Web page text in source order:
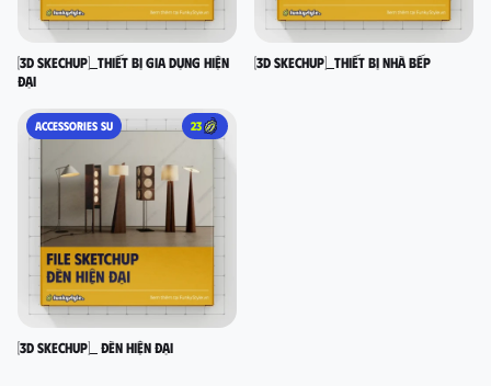
[3D SKECHUP]_Thiết bị gia dụng hiện
đại
[3D SKECHUP]_Thiết bị nhà bếp
ACCESSORIES SU 23
[3D SKECHUP]_ Đèn hiện đại